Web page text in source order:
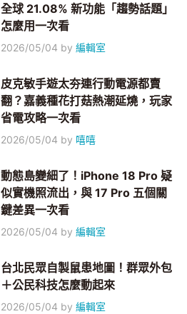
全球 21.08% 新功能「趨勢話題」
怎麼用一次看
2026/05/04 by編輯室
皮克敏手遊太夯連行動電源都賣
翻？嘉義種花打菇熱潮延燒，玩家
省電攻略一次看
2026/05/04 by 嘻嘻
動態島變細了！iPhone 18 Pro 疑
似實機照流出，與 17 Pro 五個關
鍵差異一次看
2026/05/04 by編輯室
台北民眾自製鼠患地圖！群眾外包
＋公民科技怎麼動起來
2026/05/04 by編輯室